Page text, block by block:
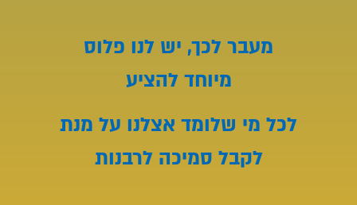
מעבר לכך, יש לנו פלוס
מיוחד להציע
לכל מי שלומד אצלנו על מנת
לקבל סמיכה לרבנות